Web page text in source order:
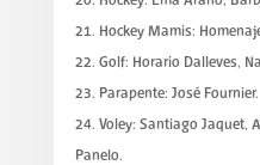
Hockey Mamis:
Golf: Horario Dalleves,
Parapente: José Fournier.
Voley: Santiago Jaquet,
Panelo.